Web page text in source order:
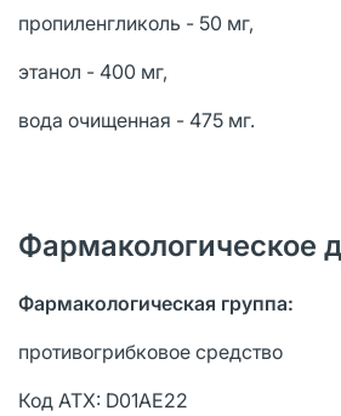
пропиленгликоль - 50 мг,
этанол - 400 мг,
вода очищенная - 475 мг.
Фармакологическое
Фармакологическая группа:
противогрибковое средство
Код АТХ: D01AE22